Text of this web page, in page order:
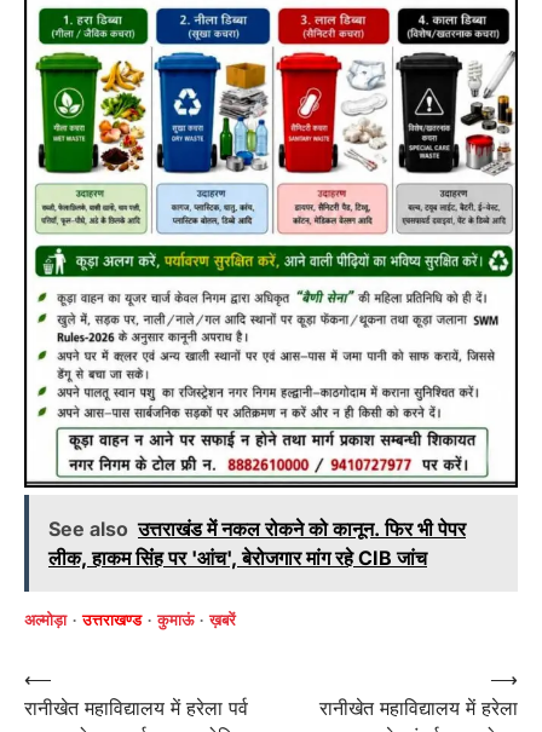
See also उत्तराखंड में नकल रोकने को कानून. फिर भी पेपर
लीक, हाकम सिंंह पर 'आंच', बेरोजगार मांग रहे CIB जांच
अल्मोड़ा उत्तराखण्ड कुमाऊं ख़बरें
Post
navigation
⟵
रानीखेत महाविद्यालय में हरेला पर्व
रानीखेत महाविद्यालय में हरेला
⟶